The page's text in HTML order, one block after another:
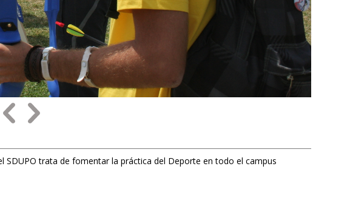
trata de fomentar la práctica del Deporte en todo el campus